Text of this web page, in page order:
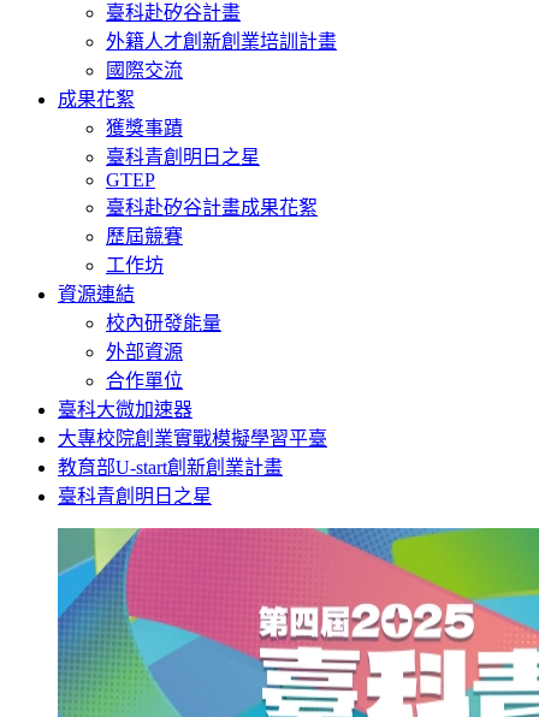
臺科赴矽谷計畫
外籍人才創新創業培訓計畫
國際交流
成果花絮
獲獎事蹟
臺科青創明日之星
GTEP
臺科赴矽谷計畫成果花絮
歷屆競賽
工作坊
資源連結
校內研發能量
外部資源
合作單位
臺科大微加速器
大專校院創業實戰模擬學習平臺
教育部U-start創新創業計畫
臺科青創明日之星